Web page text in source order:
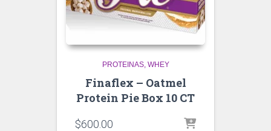
PROTEINAS WHEY
Finaflex – Oatmel
Protein Pie Box 10 CT
$600.00